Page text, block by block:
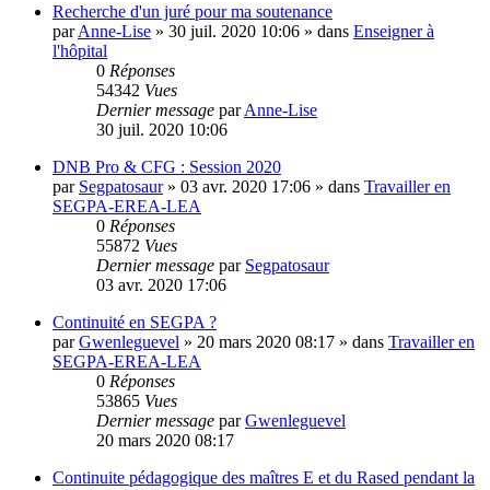
Recherche d'un juré pour ma soutenance
parAnne-Lise » 30 juil. 2020 10:06 » dans Enseigner à
l'hôpital
0 Réponses
54342 Vues
Dernier message parAnne-Lise
30 juil. 2020 10:06
DNB Pro & CFG : Session 2020
par Segpatosaur» 03 avr. 2020 17:06 » dans Travailler en
SEGPA-EREA-LEA
0 Réponses
55872 Vues
Dernier message par Segpatosaur
03 avr. 2020 17:06
Continuité en SEGPA ?
parGwenleguevel » 20 mars 2020 08:17 » dans Travailler en
SEGPA-EREA-LEA
0 Réponses
53865 Vues
Dernier message parGwenleguevel
20 mars 2020 08:17
Continuite pédagogique des maîtres E et du Rased pendant la